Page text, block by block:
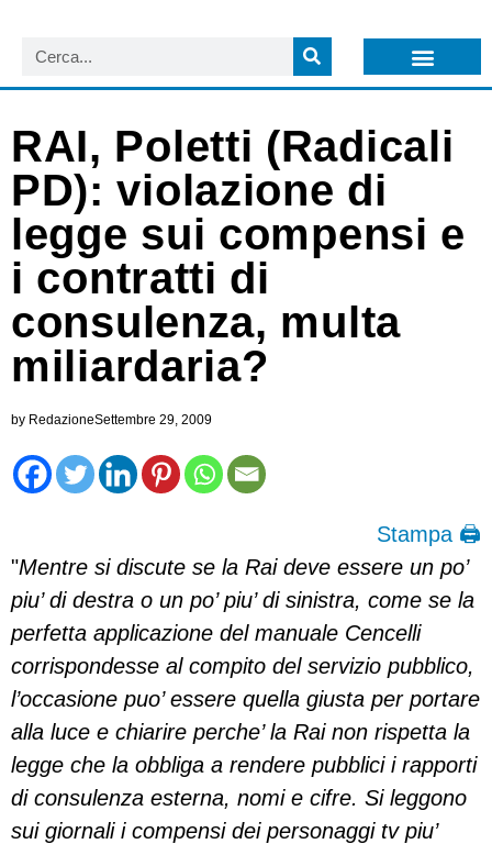
RAI, Poletti (Radicali
PD): violazione di
legge sui compensi e
i contratti di
consulenza, multa
miliardaria?
by RedazioneSettembre 29, 2009
Stampa 🖨
"Mentre si discute se la Rai deve essere un po’
piu’ di destra o un po’ piu’ di sinistra, come se la
perfetta applicazione del manuale Cencelli
corrispondesse al compito del servizio pubblico,
l’occasione puo’ essere quella giusta per portare
alla luce e chiarire perche’ la Rai non rispetta la
legge che la obbliga a rendere pubblici i rapporti
di consulenza esterna, nomi e cifre. Si leggono
sui giornali i compensi dei personaggi tv piu’